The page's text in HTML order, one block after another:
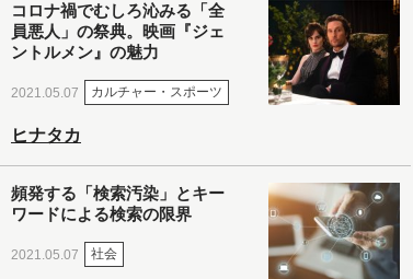
コロナ禍でむしろ沁みる「全
員悪人」の祭典。映画『ジェ
ントルメン』の魅力
2021.05.07 カルチャー・スポーツ
ヒナタカ
頻発する「検索汚染」とキー
ワードによる検索の限界
2021.05.07 社会